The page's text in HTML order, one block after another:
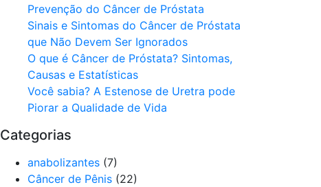
Prevenção do Câncer de Próstata
Sinais e Sintomas do Câncer de Próstata
que Não Devem Ser Ignorados
O que é Câncer de Próstata? Sintomas,
Causas e Estatísticas
Você sabia? A Estenose de Uretra pode
Piorar a Qualidade de Vida
Categorias
anabolizantes (7)
Câncer de Pênis (22)